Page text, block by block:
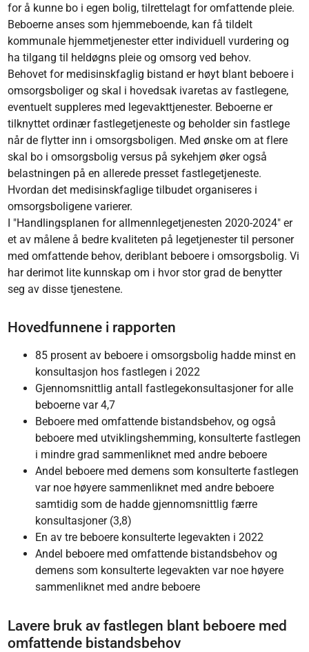
for å kunne bo i egen bolig, tilrettelagt for omfattende pleie.
Beboerne anses som hjemmeboende, kan få tildelt
kommunale hjemmetjenester etter individuell vurdering og
ha tilgang til heldøgns pleie og omsorg ved behov.
Behovet for medisinskfaglig bistand er høyt blant beboere i
omsorgsboliger og skal i hovedsak ivaretas av fastlegene,
eventuelt suppleres med legevakttjenester. Beboerne er
tilknyttet ordinær fastlegetjeneste og beholder sin fastlege
når de flytter inn i omsorgsboligen. Med ønske om at flere
skal bo i omsorgsbolig versus på sykehjem øker også
belastningen på en allerede presset fastlegetjeneste.
Hvordan det medisinskfaglige tilbudet organiseres i
omsorgsboligene varierer.
I "Handlingsplanen for allmennlegetjenesten 2020-2024" er
et av målene å bedre kvaliteten på legetjenester til personer
med omfattende behov, deriblant beboere i omsorgsbolig. Vi
har derimot lite kunnskap om i hvor stor grad de benytter
seg av disse tjenestene.
Hovedfunnene i rapporten
85 prosent av beboere i omsorgsbolig hadde minst en
konsultasjon hos fastlegen i 2022
Gjennomsnittlig antall fastlegekonsultasjoner for alle
beboerne var 4,7
Beboere med omfattende bistandsbehov, og også
beboere med utviklingshemming, konsulterte fastlegen
i mindre grad sammenliknet med andre beboere
Andel beboere med demens som konsulterte fastlegen
var noe høyere sammenliknet med andre beboere
samtidig som de hadde gjennomsnittlig færre
konsultasjoner (3,8)
En av tre beboere konsulterte legevakten i 2022
Andel beboere med omfattende bistandsbehov og
demens som konsulterte legevakten var noe høyere
sammenliknet med andre beboere
Lavere bruk av fastlegen blant beboere med
omfattende bistandsbehov